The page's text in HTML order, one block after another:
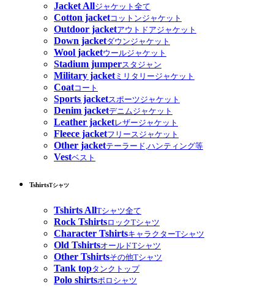
Jacket Allジャケット全て
Cotton jacketコットンジャケット
Outdoor jacketアウトドアジャケット
Down jacketダウンジャケット
Wool jacketウールジャケット
Stadium jumperスタジャン
Military jacketミリタリージャケット
Coatコート
Sports jacketスポーツジャケット
Denim jacketデニムジャケット
Leather jacketレザージャケット
Fleece jacketフリースジャケット
Other jacketテーラード,ハンティング等
Vestベスト
TshirtsTシャツ
Tshirts AllTシャツ全て
Rock TshirtsロックTシャツ
Character TshirtsキャラクターTシャツ
Old TshirtsオールドTシャツ
Other Tshirtsその他Tシャツ
Tank topタンクトップ
Polo shirtsポロシャツ